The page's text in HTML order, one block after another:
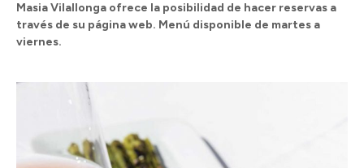
Masia Vilallonga ofrece la posibilidad de hacer reservas a
través de su página web. Menú disponible de martes a
viernes.